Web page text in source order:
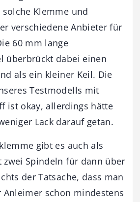
Klemme und
verschiedene Anbieter für
60 mm lange
überbrückt dabei einen
als ein kleiner Keil. Die
Testmodells mit
ist okay, allerdings hätte
Lack darauf getan.
gibt es auch als
Spindeln für dann über
der Tatsache, dass man
schon mindestens